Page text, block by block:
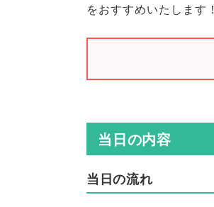
をおすすめいたします！
当日の内容
当日の流れ